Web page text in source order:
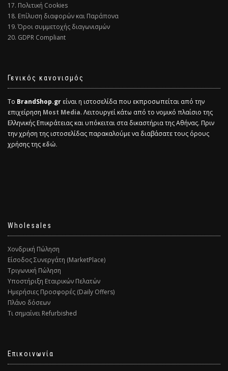
17. Πολιτική Cookies
18. Επίλυση διαφορών και Παράπονα
19. Όροι συμμετοχής διαγωνισμών
20. GDPR Compliant
Γενικός κανονισμός
Το BrandShop.gr είναι η ιστοσελίδα που εκπροσωπείται από την
επιχείρηση Most Media. Λειτουργεί κάτω από το νομικό πλαίσιο της
Ελληνικής Επικράτειας και υπόκειται στα δικαστήρια της Αθήνας. Πριν
την χρήση της ιστοσελίδας παρακαλούμε να διαβάσατε τους όρους
χρήσης τηςεδώ.
Wholesales
Χονδρική Πώληση
Είσοδος Συνεργάτη (MarketPlace)
Τριγωνική Πώληση
Υποστήριξη Εταιρικών Πελατών
Ημερήσιες Προσφορές (Daily Offers)
Πλάνο δόσεων
Τι σημαίνει Refurbished
Επικοινωνία